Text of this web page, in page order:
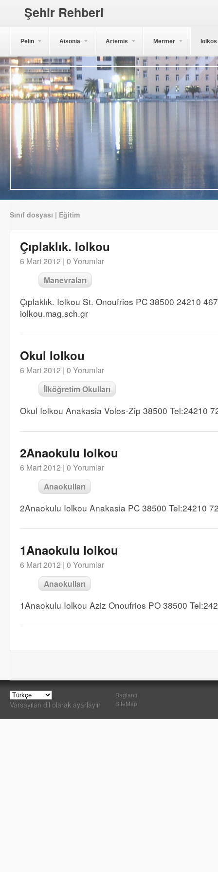
Şehir Rehberi
Pelin Aisonia Artemis Mermer Iolkos
Sınıf dosyası | Eğitim
Çıplaklık. Iolkou
6 Mart 2012 | 0 Yorumlar
Manevraları
Çıplaklık. Iolkou St. Onoufrios PC 38500 24210
iolkou.mag.sch.gr
Okul Iolkou
6 Mart 2012 | 0 Yorumlar
İlköğretim Okulları
Okul Iolkou Anakasia Volos-Zip 38500 Tel:24210
2Anaokulu Iolkou
6 Mart 2012 | 0 Yorumlar
Anaokulları
2Anaokulu Iolkou Anakasia PC 38500 Tel:24210
1Anaokulu Iolkou
6 Mart 2012 | 0 Yorumlar
Anaokulları
1Anaokulu Iolkou Aziz Onoufrios PO 38500
Varsayılan dil olarak ayarlayın
Bağlantı
SiteMap